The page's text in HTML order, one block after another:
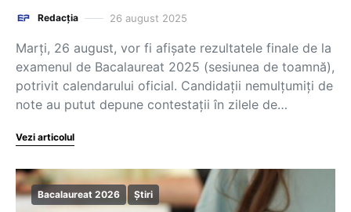
Redacția 26 august 2025
Marți, 26 august, vor fi afișate rezultatele finale de la
examenul de Bacalaureat 2025 (sesiunea de toamnă),
potrivit calendarului oficial. Candidații nemulțumiți de
note au putut depune contestații în zilele de…
Vezi articolul
Bacalaureat 2026 Știri